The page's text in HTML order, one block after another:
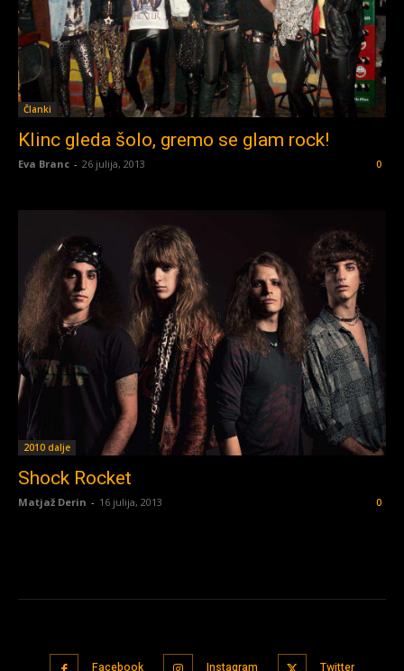
Članki
Klinc gleda šolo, gremo se glam rock!
Eva Branc - 26 julija, 2013 0
2010 dalje
Shock Rocket
Matjaž Derin - 16 julija, 2013 0
Facebook Instagram Twitter